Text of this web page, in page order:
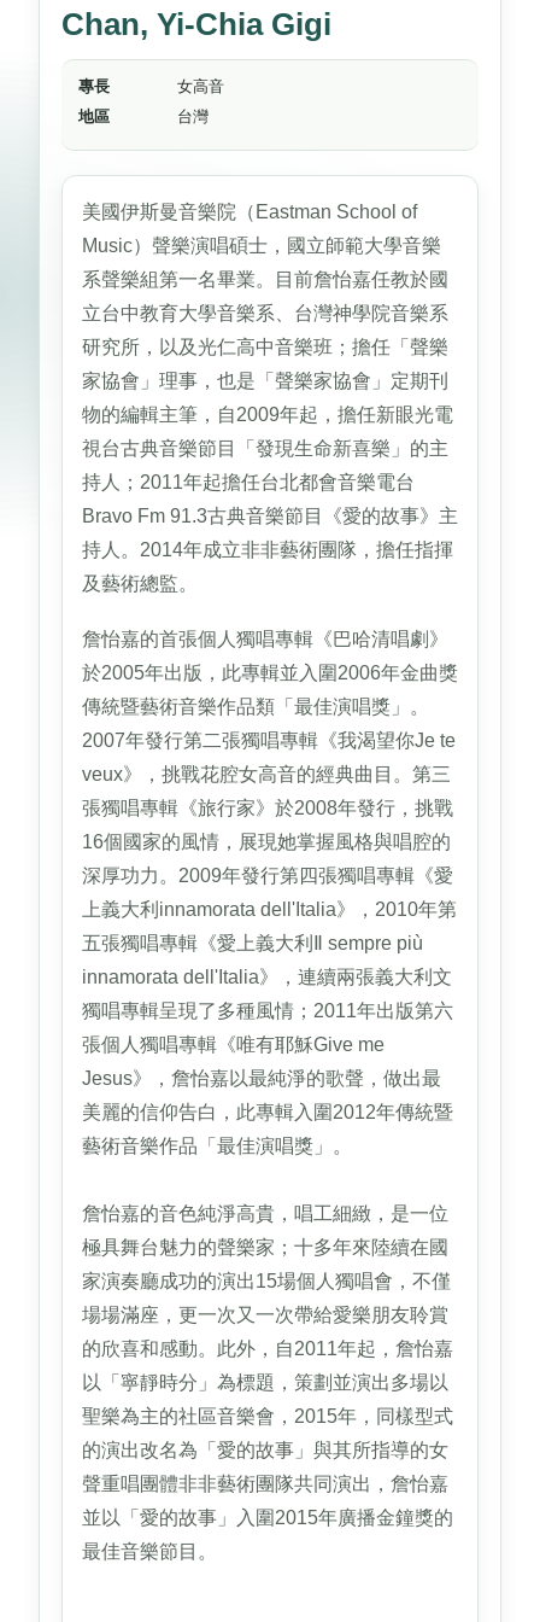
Chan, Yi-Chia Gigi
專長
女高音
地區
台灣
美國伊斯曼音樂院（Eastman School of
Music）聲樂演唱碩士，國立師範大學音樂
系聲樂組第一名畢業。目前詹怡嘉任教於國
立台中教育大學音樂系、台灣神學院音樂系
研究所，以及光仁高中音樂班；擔任「聲樂
家協會」理事，也是「聲樂家協會」定期刊
物的編輯主筆，自2009年起，擔任新眼光電
視台古典音樂節目「發現生命新喜樂」的主
持人；2011年起擔任台北都會音樂電台
Bravo Fm 91.3古典音樂節目《愛的故事》主
持人。2014年成立非非藝術團隊，擔任指揮
及藝術總監。
詹怡嘉的首張個人獨唱專輯《巴哈清唱劇》
於2005年出版，此專輯並入圍2006年金曲獎
傳統暨藝術音樂作品類「最佳演唱獎」。
2007年發行第二張獨唱專輯《我渴望你Je te
veux》，挑戰花腔女高音的經典曲目。第三
張獨唱專輯《旅行家》於2008年發行，挑戰
16個國家的風情，展現她掌握風格與唱腔的
深厚功力。2009年發行第四張獨唱專輯《愛
上義大利innamorata dell'Italia》，2010年第
五張獨唱專輯《愛上義大利Ⅱ sempre più
innamorata dell'Italia》，連續兩張義大利文
獨唱專輯呈現了多種風情；2011年出版第六
張個人獨唱專輯《唯有耶穌Give me
Jesus》，詹怡嘉以最純淨的歌聲，做出最
美麗的信仰告白，此專輯入圍2012年傳統暨
藝術音樂作品「最佳演唱獎」。
詹怡嘉的音色純淨高貴，唱工細緻，是一位
極具舞台魅力的聲樂家；十多年來陸續在國
家演奏廳成功的演出15場個人獨唱會，不僅
場場滿座，更一次又一次帶給愛樂朋友聆賞
的欣喜和感動。此外，自2011年起，詹怡嘉
以「寧靜時分」為標題，策劃並演出多場以
聖樂為主的社區音樂會，2015年，同樣型式
的演出改名為「愛的故事」與其所指導的女
聲重唱團體非非藝術團隊共同演出，詹怡嘉
並以「愛的故事」入圍2015年廣播金鐘獎的
最佳音樂節目。